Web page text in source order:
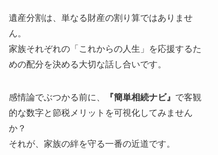
遺産分割は、単なる財産の割り算ではありませ
ん。
家族それぞれの「これからの人生」を応援するた
めの配分を決める大切な話し合いです。
感情論でぶつかる前に、 『簡単相続ナビ』 で客観
的な数字と節税メリットを可視化してみません
か？
それが、家族の絆を守る一番の近道です。